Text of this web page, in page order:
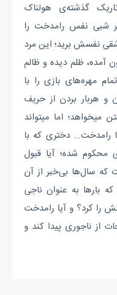
گذشته‌ی هولناک
شبی نفس رامدخت را
نفسش برید؛ این مرد
آمده، ظلم دیده و ظالم
مهره‌های بازی را با
هربار بردن از حریف
میخواهد؛ اما میتواند
رامدخت... دختری که با
محکوم شده؛ آیا قبول
سال‌ها بی‌خبر از آن
بارها به عنوان ناجی
را کرد؟ و آیا رامدخت
از ناجوری پیدا کند و